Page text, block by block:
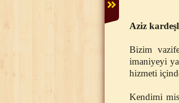
Aziz
Bizim
imaniyeyi
hizmeti
Kendimi